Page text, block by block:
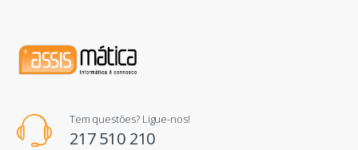
Tem questões? Ligue-nos!
217 510 210